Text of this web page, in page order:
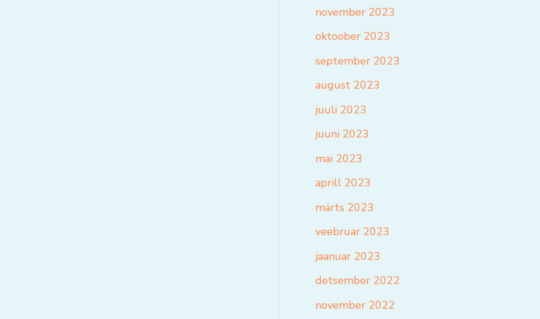
november 2023
oktoober 2023
september 2023
august 2023
juuli 2023
juuni 2023
mai 2023
aprill 2023
märts 2023
veebruar 2023
jaanuar 2023
detsember 2022
november 2022